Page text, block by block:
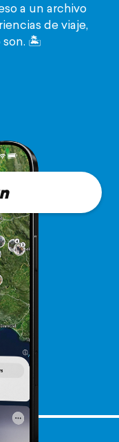
a un archivo
de viaje,
son. 🏝️️